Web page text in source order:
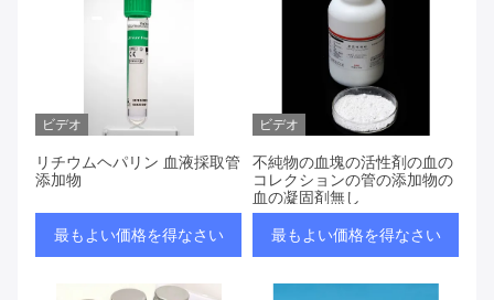
ビデオ
リチウムヘパリン 血液採取管
添加物
最もよい価格を得なさい
ビデオ
不純物の血塊の活性剤の血の
コレクションの管の添加物の
血の凝固剤無し
最もよい価格を得なさい